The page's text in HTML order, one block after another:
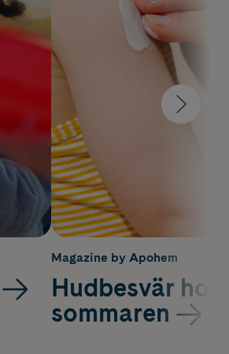
Magazine by Apohem
Hudbesvär
sommaren